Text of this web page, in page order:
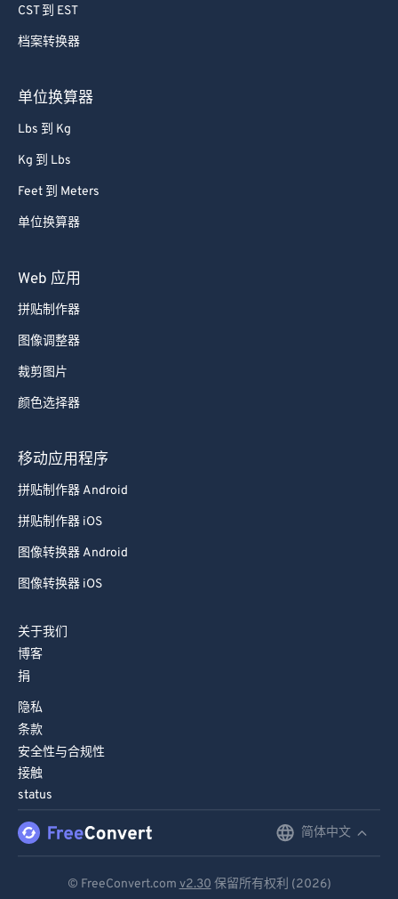
CST 到 EST
档案转换器
单位换算器
Lbs 到 Kg
Kg 到 Lbs
Feet 到 Meters
单位换算器
Web 应用
拼贴制作器
图像调整器
裁剪图片
颜色选择器
移动应用程序
拼贴制作器 Android
拼贴制作器 iOS
图像转换器 Android
图像转换器 iOS
关于我们
博客
捐
隐私
条款
安全性与合规性
接触
status
简体中文
© FreeConvert.com v2.30 保留所有权利 (2026)